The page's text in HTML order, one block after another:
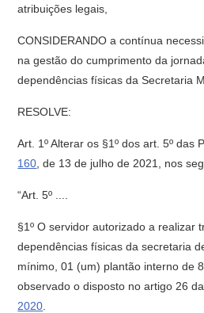
atribuições legais,
CONSIDERANDO a contínua
na gestão do cumprimento da
dependências físicas da Secretaria
RESOLVE:
Art. 1º Alterar os §1º dos art. 5º das
160 , de 13 de julho de 2021, nos
“Art. 5º ....
§1º O servidor autorizado a realizar
dependências físicas da secretaria
mínimo, 01 (um) plantão interno de
observado o disposto no artigo 26 da
2020